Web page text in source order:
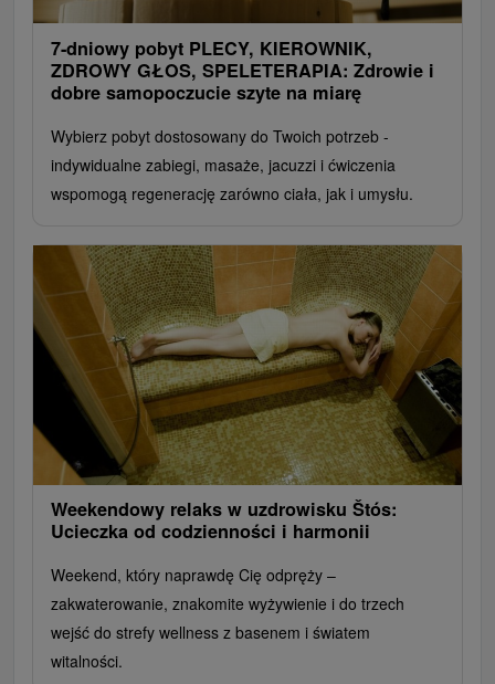
7-dniowy pobyt PLECY, KIEROWNIK,
ZDROWY GŁOS, SPELETERAPIA: Zdrowie i
dobre samopoczucie szyte na miarę
Wybierz pobyt dostosowany do Twoich potrzeb -
indywidualne zabiegi, masaże, jacuzzi i ćwiczenia
wspomogą regenerację zarówno ciała, jak i umysłu.
Weekendowy relaks w uzdrowisku Štós:
Ucieczka od codzienności i harmonii
Weekend, który naprawdę Cię odpręży –
zakwaterowanie, znakomite wyżywienie i do trzech
wejść do strefy wellness z basenem i światem
witalności.